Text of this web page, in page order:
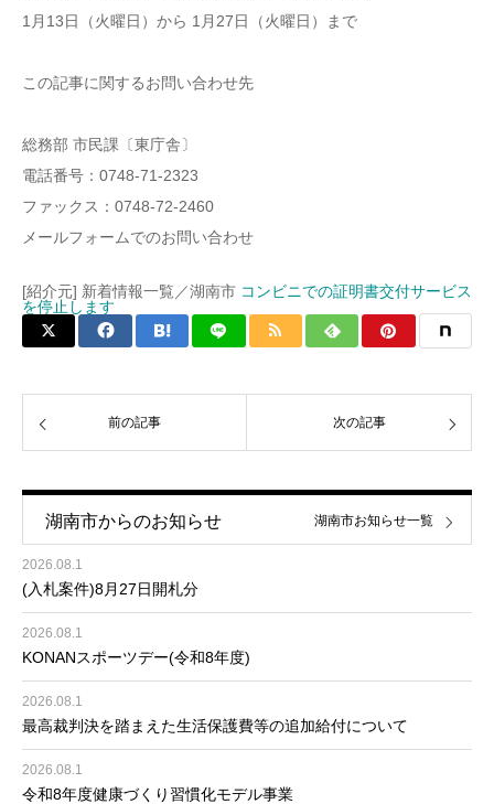
1月13日（火曜日）から 1月27日（火曜日）まで
この記事に関するお問い合わせ先
総務部 市民課〔東庁舎〕
電話番号：0748-71-2323
ファックス：0748-72-2460
メールフォームでのお問い合わせ
[紹介元] 新着情報一覧／湖南市 コンビニでの証明書交付サービス
を停止します
前の記事 次の記事
湖南市からのお知らせ
2026.08.1
(入札案件)8月27日開札分
2026.08.1
KONANスポーツデー(令和8年度)
2026.08.1
最高裁判決を踏まえた生活保護費等の追加給付について
2026.08.1
令和8年度健康づくり習慣化モデル事業
湖南市お知らせ一覧